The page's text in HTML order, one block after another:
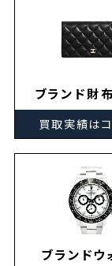
ブランド財
買取実績は
ブランドウ